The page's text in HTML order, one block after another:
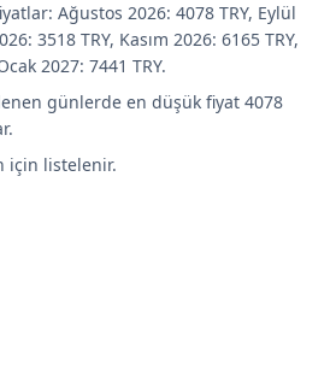
Ağustos 2026: 4078 TRY, Eylül
3518 TRY, Kasım 2026: 6165 TRY,
2027: 7441 TRY.
günlerde en düşük fiyat 4078
için listelenir.